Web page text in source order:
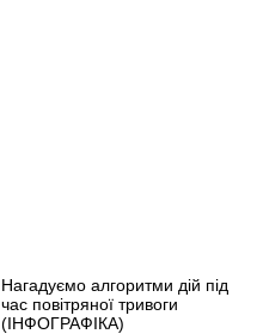
Нагадуємо алгоритми дій під
час повітряної тривоги
(ІНФОГРАФІКА)